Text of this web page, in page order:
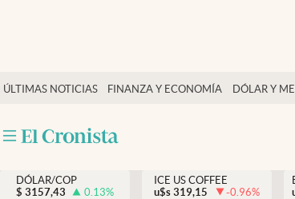
ÚLTIMAS NOTICIAS FINANZA Y ECONOMÍA DÓLAR Y
Salud y nutrición
Tiempo libre
DÓLAR/COP
$ 3157,43 0.13%
ICE US COFFEE
u$s 319,15 -0.96%